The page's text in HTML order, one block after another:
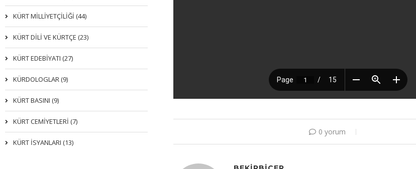
0 yorum
KÜRT MİLLİYETÇİLİĞİ (44)
KÜRT DİLİ VE KÜRTÇE (23)
KÜRT EDEBİYATI (27)
KÜRDOLOGLAR (9)
KÜRT BASINI (9)
KÜRT CEMİYETLERİ (7)
KÜRT İSYANLARI (13)